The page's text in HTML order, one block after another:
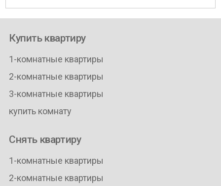
Купить квартиру
1-комнатные квартиры
2-комнатные квартиры
3-комнатные квартиры
купить комнату
Снять квартиру
1-комнатные квартиры
2-комнатные квартиры